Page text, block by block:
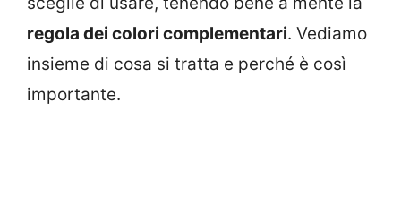
regola dei colori complementari. Vediamo
insieme di cosa si tratta e perché è così
importante.